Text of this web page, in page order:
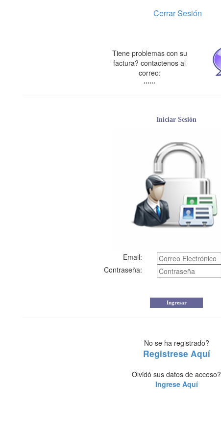
Cerrar Sesión
Tiene problemas con su
factura? contactenos al
correo:
......
Iniciar Sesión
Email:
Contraseña:
No se ha registrado?
Registrese Aquí
Olvidó sus datos de acceso?
Ingrese Aquí